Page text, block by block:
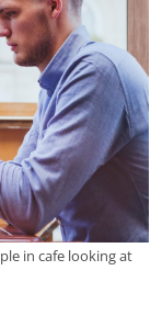
in cafe looking at